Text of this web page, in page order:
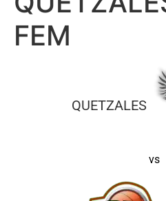
FEM
QUETZALES
vs